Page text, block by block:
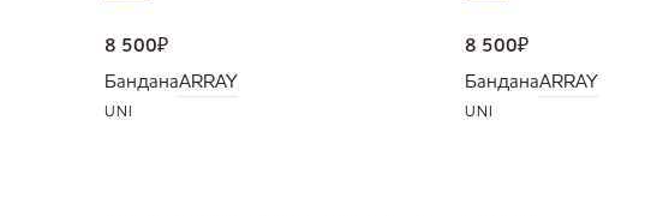
8 500₽
БанданаARRAY
UNI
8 500₽
БанданаARRAY
UNI